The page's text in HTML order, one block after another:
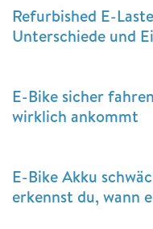
Refurbished E-
Unterschiede und
E-Bike sicher
wirklich ankommt
E-Bike Akku
erkennst du, wann